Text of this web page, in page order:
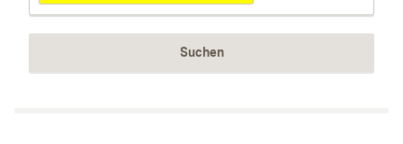
Suchen